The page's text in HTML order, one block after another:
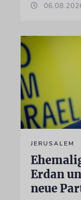
JERUSALEM
Erdan
neue